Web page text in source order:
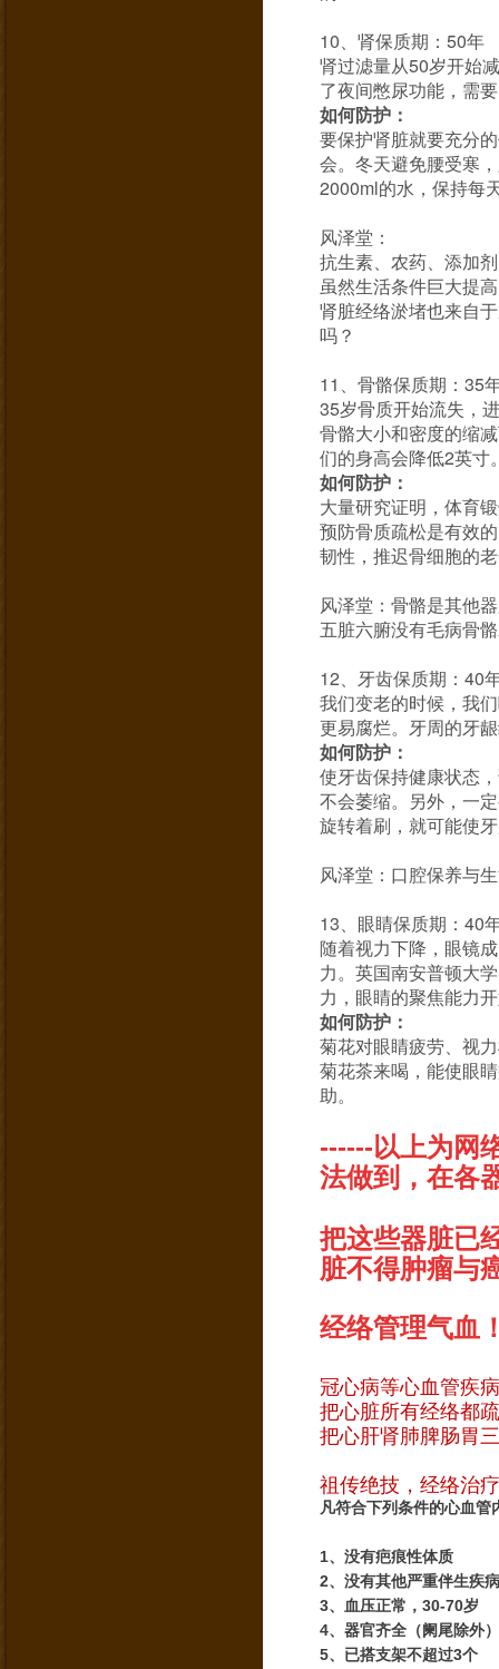
10、肾保质期：50年
肾过滤量从50岁开始
了夜间憋尿功能，需
如何防护：
要保护肾脏就要充分
会。冬天避免腰受寒
2000ml的水，保持每
风泽堂：
抗生素、农药、添加
虽然生活条件巨大提
肾脏经络淤堵也来自
吗？
11、骨骼保质期：35
35岁骨质开始流失，
骨骼大小和密度的缩
们的身高会降低2英寸
如何防护：
大量研究证明，体育
预防骨质疏松是有效
韧性，推迟骨细胞的
风泽堂：骨骼是其他
五脏六腑没有毛病骨
12、牙齿保质期：40
我们变老的时候，我
更易腐烂。牙周的牙
如何防护：
使牙齿保持健康状态
不会萎缩。另外，一
旋转着刷，就可能使
风泽堂：口腔保养与
13、眼睛保质期：40
随着视力下降，眼镜
力。英国南安普顿大
力，眼睛的聚焦能力
如何防护：
菊花对眼睛疲劳、视
菊花茶来喝，能使眼
助。
------以上为网
法做到，在各
把这些器脏已
脏不得肿瘤与
经络管理气血
冠心病等心血管疾
把心脏所有经络都
把心肝肾肺脾肠胃
祖传绝技，经络治
凡符合下列条件的心血管
1、没有疤痕性体质
2、没有其他严重伴生疾病
3、血压正常， 30-70岁
4、器官齐全（阑尾除外）
5、已搭支架不超过3个